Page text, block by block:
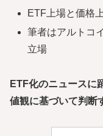
ETF上場と価格
筆者はアルトコ
立場
ETF化のニュースに
値観に基づいて判断